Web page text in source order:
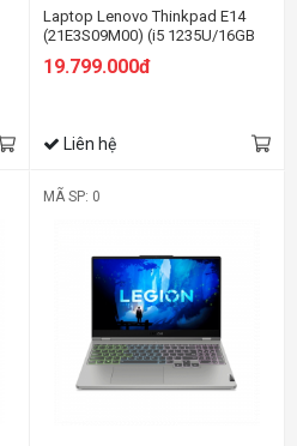
Laptop Lenovo Thinkpad E14
(21E3S09M00) (i5 1235U/16GB
Đen)
19.799.000đ
Liên hệ
MÃ SP: 0